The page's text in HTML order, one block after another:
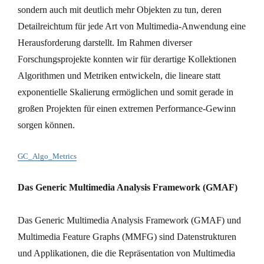
sondern auch mit deutlich mehr Objekten zu tun, deren
Detailreichtum für jede Art von Multimedia-Anwendung eine
Herausforderung darstellt. Im Rahmen diverser
Forschungsprojekte konnten wir für derartige Kollektionen
Algorithmen und Metriken entwickeln, die lineare statt
exponentielle Skalierung ermöglichen und somit gerade in
großen Projekten für einen extremen Performance-Gewinn
sorgen können.
GC_Algo_Metrics
Das Generic Multimedia Analysis Framework (GMAF)
Das Generic Multimedia Analysis Framework (GMAF) und
Multimedia Feature Graphs (MMFG) sind Datenstrukturen
und Applikationen, die die Repräsentation von Multimedia